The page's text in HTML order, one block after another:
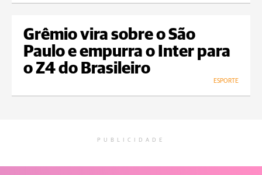
Grêmio vira sobre o São
Paulo e empurra o Inter para
o Z4 do Brasileiro
ESPORTE
PUBLICIDADE